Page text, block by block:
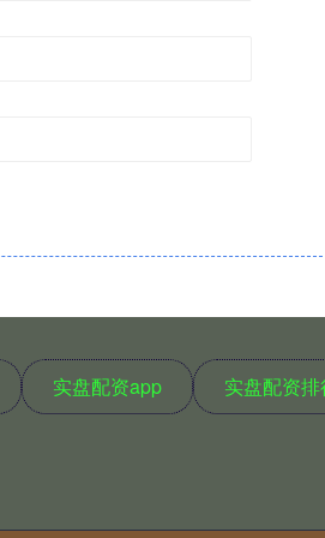
实盘配资app 实盘配资